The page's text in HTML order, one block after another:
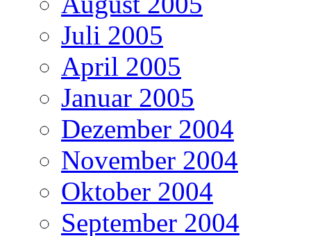
Juli 2005
April 2005
Januar 2005
Dezember 2004
November 2004
Oktober 2004
September 2004